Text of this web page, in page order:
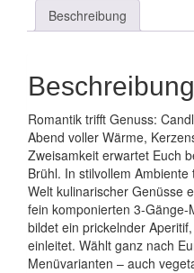
Beschreibung
Beschreibung
Romantik trifft Genuss:
Abend voller Wärme,
Zweisamkeit erwartet Euch
Brühl. In stilvollem
Welt kulinarischer Genüsse
fein komponierten 3-
bildet ein prickelnder
einleitet. Wählt ganz nach
Menüvarianten – auch